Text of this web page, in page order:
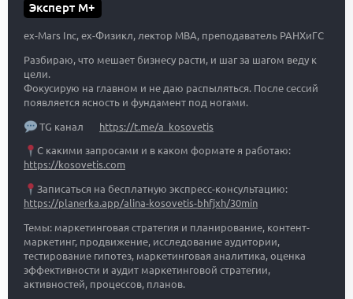
Эксперт M+
ex-Mars Inc, ex-Физикл, лектор MBA, преподаватель РАНХиГС
Разбираю, что мешает бизнесу расти, и шаг за шагом веду к
цели.
Фокусирую на главном и не даю распыляться. После сессий
появляется ясность и фундамент под ногами.
TG канал https://t.me/a_kosovetis
С какими запросами и в каком формате я работаю:
https://kosovetis.com
Записаться на бесплатную экспресс-консультацию:
https://planerka.app/alina-kosovetis-bhfjxh/30min
Темы: маркетинговая стратегия и планирование, контент-
маркетинг, продвижение, исследование аудитории,
тестирование гипотез, маркетинговая аналитика, оценка
эффективности и аудит маркетинговой стратегии,
активностей, процессов, планов.